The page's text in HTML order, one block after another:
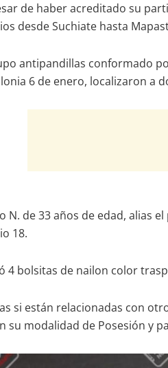
de haber acreditado su
desde Suchiate hasta
antipandillas conformado
6 de enero, localizaron a
de 33 años de edad, alias
18.
4 bolsitas de nailon color
si están relacionadas con
su modalidad de Posesión y